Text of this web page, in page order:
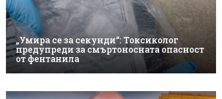
„Умира се за секунди“: Токсиколог
предупреди за смъртоносната опасност
от фентанила